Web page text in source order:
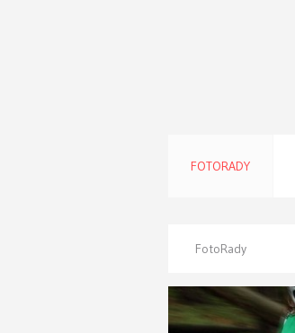
FOTORADY
FotoRady